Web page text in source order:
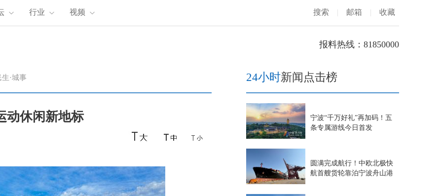
行业 视频 搜索 | 邮箱 | 收藏
报料热线：81850000
生·城事
动休闲新地标
24小时新闻点击榜
宁波“千万好礼”再加码！五
条专属游线今日首发
圆满完成航行！中欧北极快
航首艘货轮靠泊宁波舟山港